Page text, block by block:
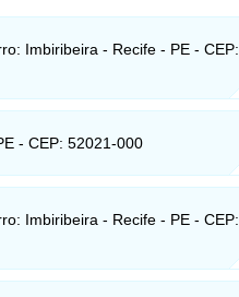
Imbiribeira - Recife - PE - CEP:
- CEP: 52021-000
Imbiribeira - Recife - PE - CEP: